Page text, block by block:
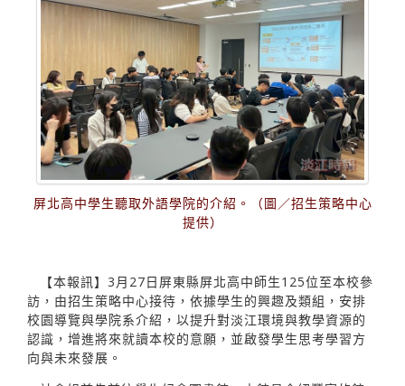
屏北高中學生聽取外語學院的介紹。（圖／招生策略中心
提供）
【本報訊】3月27日屏東縣屏北高中師生125位至本校參
訪，由招生策略中心接待，依據學生的興趣及類組，安排
校園導覽與學院系介紹，以提升對淡江環境與教學資源的
認識，增進將來就讀本校的意願，並啟發學生思考學習方
向與未來發展。